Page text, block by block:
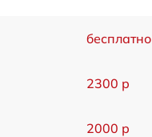
бесплатно
2300 р
2000 р